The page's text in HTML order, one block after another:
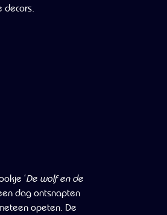
decors.
‘De wolf en de
dag ontsnapten
opeten. De